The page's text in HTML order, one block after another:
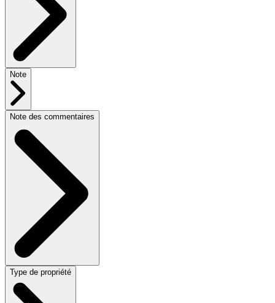
Note
Note des commentaires
Type de propriété